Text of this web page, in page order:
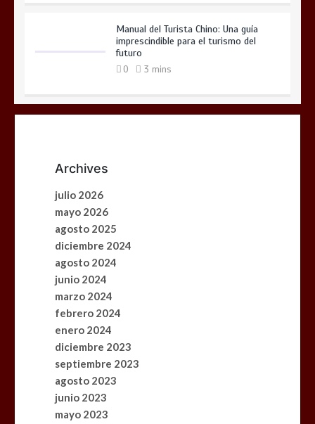
Manual del Turista Chino: Una guía
imprescindible para el turismo del
futuro
0 3 mins
Archives
julio 2026
mayo 2026
agosto 2025
diciembre 2024
agosto 2024
junio 2024
marzo 2024
febrero 2024
enero 2024
diciembre 2023
septiembre 2023
agosto 2023
junio 2023
mayo 2023